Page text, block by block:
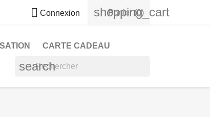
 Connexion shopping_cart
Panier (0)
CARTE CADEAU
search